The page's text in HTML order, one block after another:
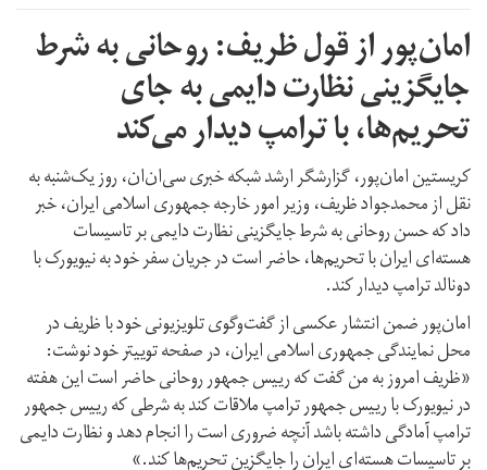
امان‌پور از قول ظریف: روحانی به شرط
جایگزینی نظارت دایمی به جای
تحریم‌ها، با ترامپ دیدار می‌کند
کریستین امان‌پور، گزارشگر ارشد شبکه خبری سی‌ان‌ان، روز یک‌شنبه به
نقل از محمدجواد ظریف، وزیر امور خارجه جمهوری اسلامی ایران، خبر
داد که حسن روحانی به شرط جایگزینی نظارت دایمی بر تاسیسات
هسته‌ای ایران با تحریم‌ها، حاضر است در جریان سفر خود به نیویورک با
دونالد ترامپ دیدار کند.
امان‌پور ضمن انتشار عکسی از گفت‌وگوی تلویزیونی خود با ظریف در
محل نمایندگی جمهوری اسلامی ایران، در صفحه توییتر خود نوشت:
«ظریف امروز به من گفت که رییس جمهور روحانی حاضر است این هفته
در نیویورک با رییس جمهور ترامپ ملاقات کند به شرطی که رییس جمهور
ترامپ آمادگی داشته باشد آنچه ضروری است را انجام دهد و نظارت دایمی